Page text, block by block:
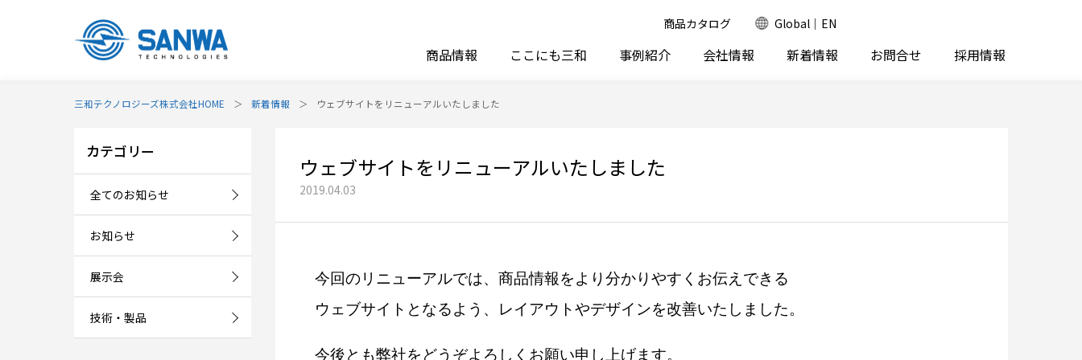
商品カタログ Global｜EN
商品情報 ここにも三和 事例紹介 会社情報 新着情報 お問合せ 採用情報
三和テクノロジーズ株式会社HOME 新着情報 ウェブサイトをリニューアルいたしました
カテゴリー
全てのお知らせ
お知らせ
展示会
技術・製品
ウェブサイトをリニューアルいたしました
2019.04.03
今回のリニューアルでは、商品情報をより分かりやすくお伝えできる
ウェブサイトとなるよう、レイアウトやデザインを改善いたしました。
今後とも弊社をどうぞよろしくお願い申し上げます。